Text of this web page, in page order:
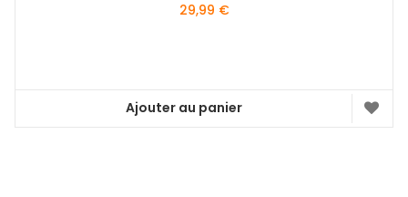
29,99 €
Ajouter au panier